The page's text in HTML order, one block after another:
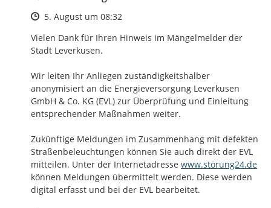
Zeitpunkt des Erstellens
5. August um 08:32
Vielen Dank für Ihren Hinweis im Mängelmelder der
Stadt Leverkusen.
Wir leiten Ihr Anliegen zuständigkeitshalber
anonymisiert an die Energieversorgung Leverkusen
GmbH & Co. KG (EVL) zur Überprüfung und Einleitung
entsprechender Maßnahmen weiter.
Zukünftige Meldungen im Zusammenhang mit defekten
Straßenbeleuchtungen können Sie auch direkt der EVL
mitteilen. Unter der Internetadresse http://
www.störung24.de
können Meldungen übermittelt werden. Diese werden
digital erfasst und bei der EVL bearbeitet.